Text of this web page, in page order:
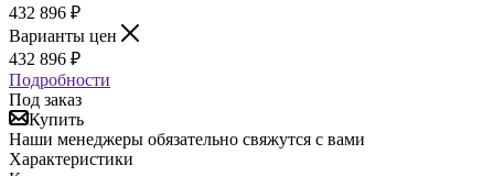
432 896 ₽
Варианты цен
432 896 ₽
Подробности
Под заказ
Купить
Наши менеджеры обязательно свяжутся с вами
Характеристики